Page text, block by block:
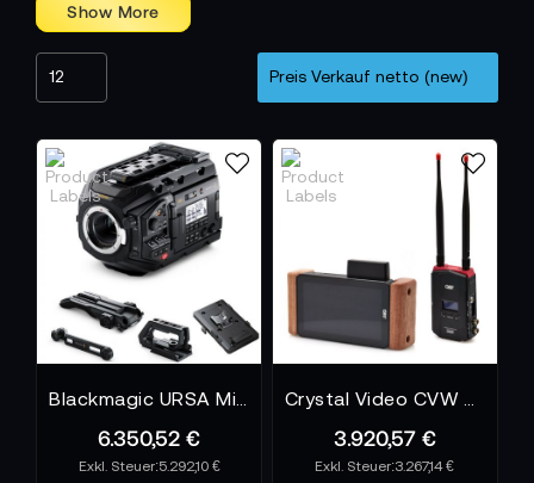
6.350,52 €
5.292,10 €
3.920,57 €
3.267,14 €